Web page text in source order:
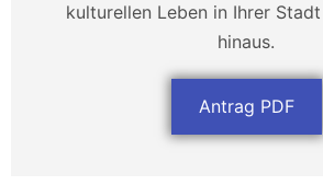
kulturellen Leben in Ihrer
hinaus.
Antrag PDF